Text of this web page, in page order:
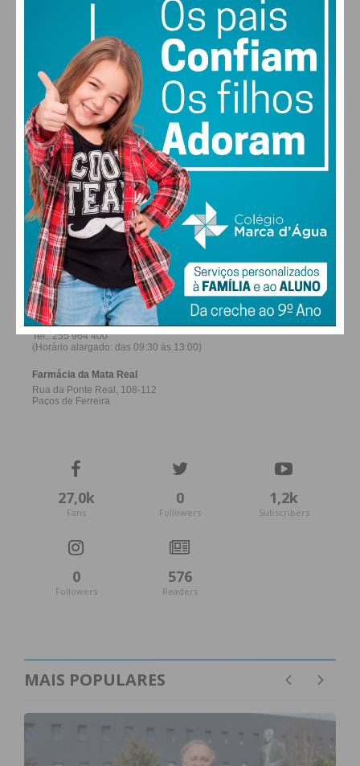
DOM SEG
30°
TER
31
QUA
FARMACIAS DE SERVIÇO EM PAÇOS DE
FERREIRA
27,0k
Fans
0
Followers
1,2k
Subscribers
0
Followers
576
Readers
MAIS POPULARES